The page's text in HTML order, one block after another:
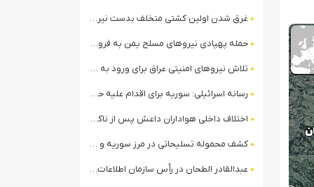
غرق شدن اولین کشتی متخلف بدست نیروی دریایی ارتش یمن
حمله پهپادی نیروهای مسلح یمن به فرودگاه نجران
تلاش نیروهای امنیتی عراق برای ورود به مقر مقاومت در حومه بغداد
رسانه اسرائیلی: سوریه برای اقدام علیه حزب‌الله در لبنان آماده می‌شود!
اختلاف داخلی هواداران داعش پس از ناکامی عملیات انغماسی داعش در رقه
کشف محموله تسلیحاتی در مرز سوریه و عراق توسط نیروهای الجولانی
عبدالقادر الطحان در رأس سازمان اطلاعات سوریه؛ گمانه‌زنی‌ها درباره اختلافات در ساختار امنیتی